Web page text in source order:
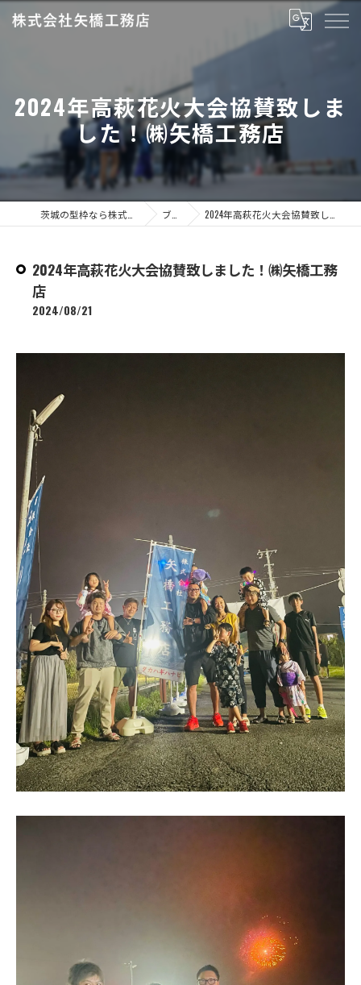
2024年高萩花火大会協賛致しま
した！㈱矢橋工務店
茨城の型枠なら株式会社矢橋工務店 ブログ 2024年高萩花火大会協賛致しました！㈱矢橋工務店
2024年高萩花火大会協賛致しました！㈱矢橋工務
店
2024/08/21